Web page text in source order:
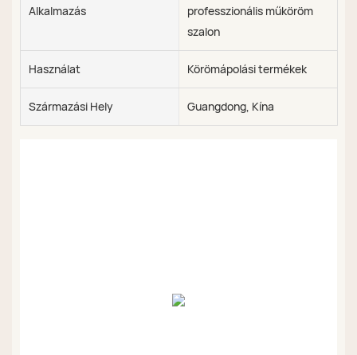
Alkalmazás
professzionális műköröm
szalon
Használat Körömápolási termékek
Származási Hely Guangdong, Kína